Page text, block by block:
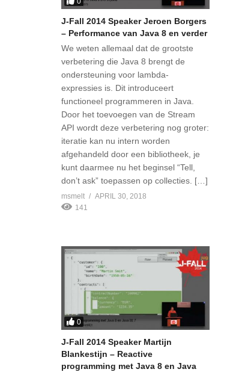
J-Fall 2014 Speaker Jeroen Borgers
– Performance van Java 8 en verder
We weten allemaal dat de grootste
verbetering die Java 8 brengt de
ondersteuning voor lambda-
expressies is. Dit introduceert
functioneel programmeren in Java.
Door het toevoegen van de Stream
API wordt deze verbetering nog groter:
iteratie kan nu intern worden
afgehandeld door een bibliotheek, je
kunt daarmee nu het beginsel “Tell,
don’t ask” toepassen op collecties. […]
msmelt
APRIL 30, 2018
141
0
J-Fall 2014 Speaker Martijn
Blankestijn – Reactive
programming met Java 8 en Java